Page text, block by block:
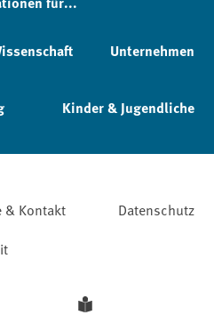
Unternehmen
Kinder & Jugendliche
& Kontakt
Datenschutz